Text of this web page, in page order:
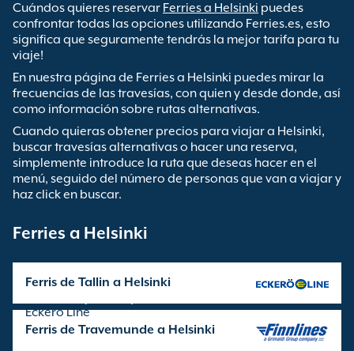
Cuándos quieres reservar Ferries a Helsinki puedes
confrontar todas las opciones utilizando Ferries.es, esto
significa que seguramente tendrás la mejor tarifa para tu
viaje!
En nuestra página de Ferries a Helsinki puedes mirar la
frecuencias de las travesías, con quien y desde donde, así
como información sobre rutas alternativas.
Cuando quieras obtener precios para viajar a Helsinki,
buscar travesías alternativas o hacer una reserva,
simplemente introduce la ruta que deseas hacer en el
menú, seguido del número de personas que van a viajar y
haz click en buscar.
Ferries a Helsinki
Ferris de Tallin a Helsinki
Eckerö Line
Ferris de Travemunde a Helsinki